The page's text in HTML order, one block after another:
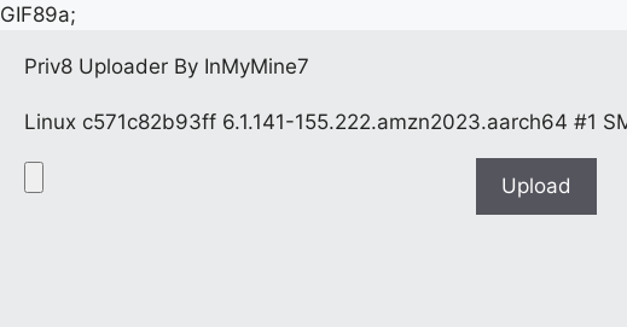
GIF89a;
Priv8 Uploader By InMyMine7